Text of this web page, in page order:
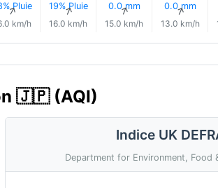
Pluie
↑
km/h
19% Pluie
↑
16.0 km/h
0.0 mm
↑
15.0 km/h
0.0 mm
↑
13.0 km/h
🇯🇵 (AQI)
Indice UK
Department for Environment, Food